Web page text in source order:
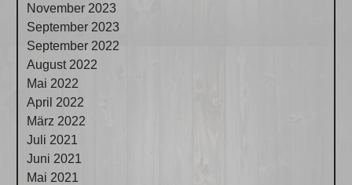
November 2023
September 2023
September 2022
August 2022
Mai 2022
April 2022
März 2022
Juli 2021
Juni 2021
Mai 2021